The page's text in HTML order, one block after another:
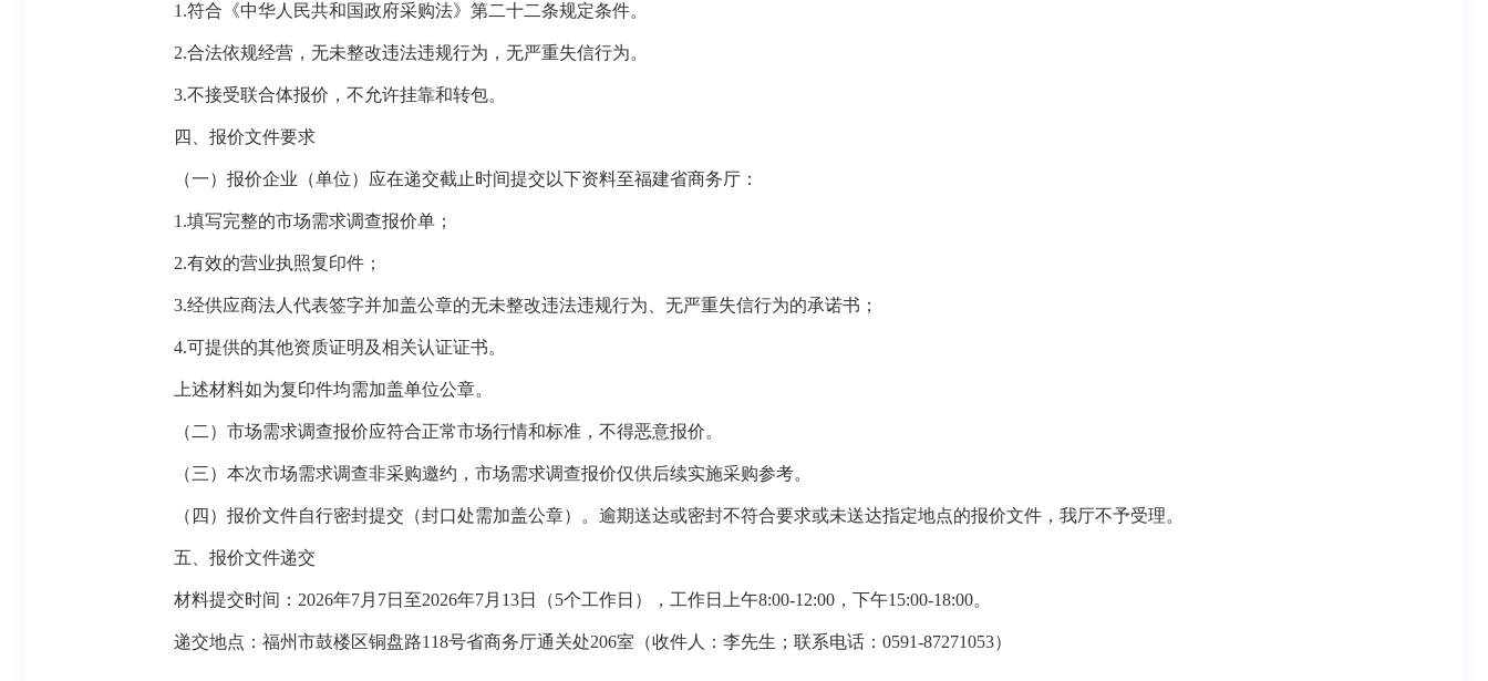
1.符合《中华人民共和国政府采购法》第二十二条规定条件。
2.合法依规经营，无未整改违法违规行为，无严重失信行为。
3.不接受联合体报价，不允许挂靠和转包。
四、报价文件要求
（一）报价企业（单位）应在递交截止时间提交以下资料至福建省商务厅：
1.填写完整的市场需求调查报价单；
2.有效的营业执照复印件；
3.经供应商法人代表签字并加盖公章的无未整改违法违规行为、无严重失信行为的承诺书；
4.可提供的其他资质证明及相关认证证书。
上述材料如为复印件均需加盖单位公章。
（二）市场需求调查报价应符合正常市场行情和标准，不得恶意报价。
（三）本次市场需求调查非采购邀约，市场需求调查报价仅供后续实施采购参考。
（四）报价文件自行密封提交（封口处需加盖公章）。逾期送达或密封不符合要求或未送达指定地点的报价文件，我厅不予受理。
五、报价文件递交
材料提交时间： 2026年7月 7日至2026年7月 13日 （5个工作日），工作日上午8:00-12:00，下午15:00-18:00。
递交地点：福州市鼓楼区铜盘路118号省商务厅通关处206室（收件人：李先生；联系电话：0591-87271053）